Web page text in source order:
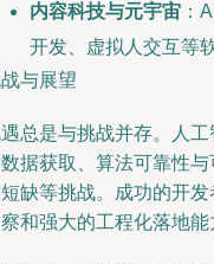
内容科技与元宇宙 ：
开发、虚拟人交互等
与展望
总是与挑战并存。人
据获取、算法可靠性
缺等挑战。成功的开
和强大的工程化落地能